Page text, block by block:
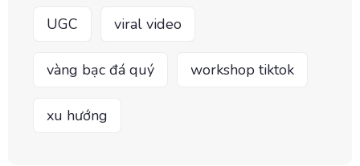
UGC viral video
vàng bạc đá quý workshop tiktok
xu hướng